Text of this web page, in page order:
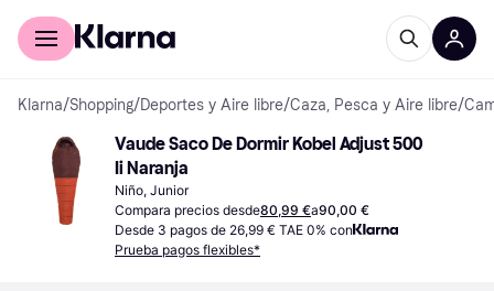
Comprar con Klarna
Klarna/Shopping/Deportes y Aire libre/Caza, Pesca y Aire libre/
Vaude Saco De Dormir Kobel Adjust 500
Ii Naranja
Niño, Junior
Compara precios desde80,99 €a90,00 €
Desde 3 pagos de 26,99 € TAE 0% con
Prueba pagos flexibles*